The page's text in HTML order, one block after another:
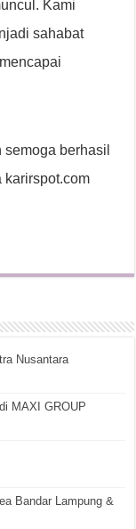
Kami
sahabat
berhasil
karirspot.com
Nusantara
MAXI GROUP
Bandar Lampung &